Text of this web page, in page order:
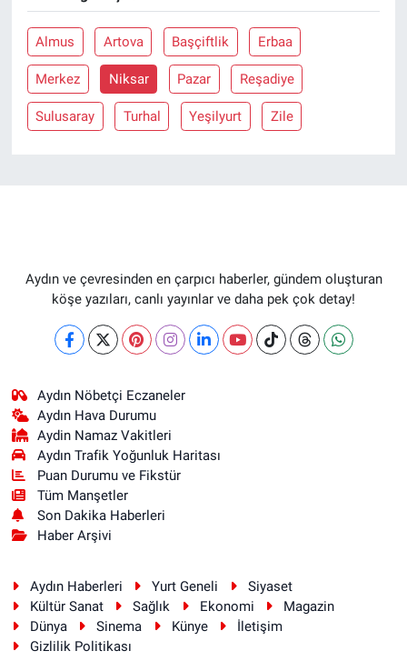
Almus Artova Başçiftlik Erbaa
Merkez Niksar Pazar Reşadiye
Sulusaray Turhal Yeşilyurt Zile
Aydın ve çevresinden en çarpıcı haberler, gündem oluşturan
köşe yazıları, canlı yayınlar ve daha pek çok detay!
Aydın Nöbetçi Eczaneler
Aydın Hava Durumu
Aydin Namaz Vakitleri
Aydın Trafik Yoğunluk Haritası
Puan Durumu ve Fikstür
Tüm Manşetler
Son Dakika Haberleri
Haber Arşivi
Aydın Haberleri Yurt Geneli
Siyaset
Kültür Sanat
Sağlık Ekonomi
Magazin
Dünya
Sinema Künye
İletişim
Gizlilik Politikası